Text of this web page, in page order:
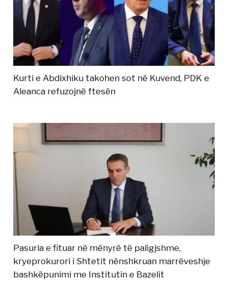
Kurti e Abdixhiku takohen sot në Kuvend, PDK e
Aleanca refuzojnë ftesën
Pasuria e fituar në mënyrë të paligjshme,
kryeprokurori i Shtetit nënshkruan marrëveshje
bashkëpunimi me Institutin e Bazelit